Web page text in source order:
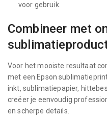
voor gebruik.
Combineer met
Voor het mooiste resultaat
met een Epson
inkt, sublimatiepapier,
creëer je eenvoudig
en scherpe details.